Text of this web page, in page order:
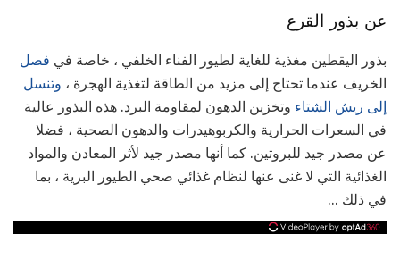
عن بذور القرع
بذور اليقطين مغذية للغاية لطيور الفناء الخلفي ، خاصة في فصل
الخريف عندما تحتاج إلى مزيد من الطاقة لتغذية الهجرة ، وتنسل
إلى ريش الشتاء وتخزين الدهون لمقاومة البرد. هذه البذور عالية
في السعرات الحرارية والكربوهيدرات والدهون الصحية ، فضلا
عن مصدر جيد للبروتين. كما أنها مصدر جيد لأثر المعادن والمواد
الغذائية التي لا غنى عنها لنظام غذائي صحي الطيور البرية ، بما
في ذلك ...